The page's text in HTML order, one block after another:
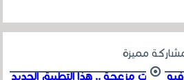
مميزة
أصوت مزعجة .. هذا التطبيق الجديد